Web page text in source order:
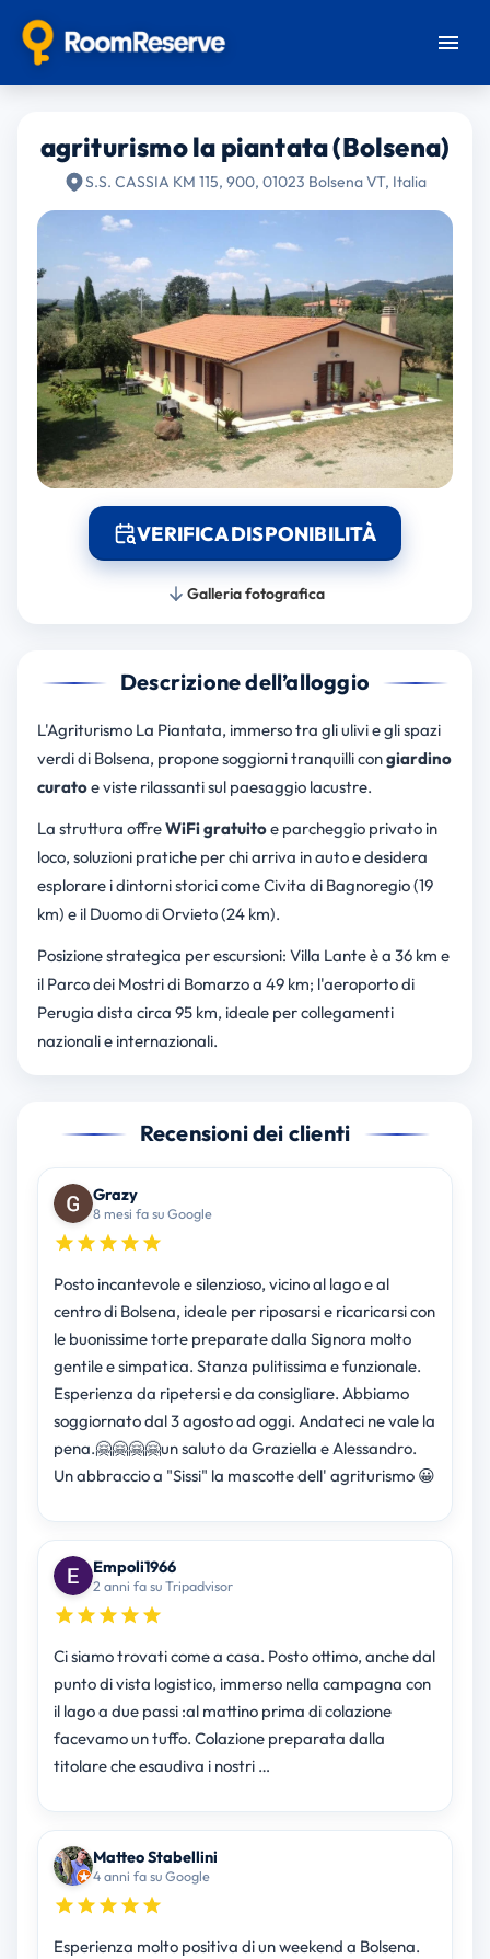
agriturismo la piantata (Bolsena)
S.S. CASSIA KM 115, 900, 01023 Bolsena VT, Italia
VERIFICA DISPONIBILITÀ
Galleria fotografica
Descrizione dell’alloggio
L'Agriturismo La Piantata, immerso tra gli ulivi e gli spazi
verdi di Bolsena, propone soggiorni tranquilli congiardino
curatoe viste rilassanti sul paesaggio lacustre.
La struttura offreWiFi gratuitoe parcheggio privato in
loco, soluzioni pratiche per chi arriva in auto e desidera
esplorare i dintorni storici come Civita di Bagnoregio (19
km) e il Duomo di Orvieto (24 km).
Posizione strategica per escursioni: Villa Lante è a 36 km e
il Parco dei Mostri di Bomarzo a 49 km; l'aeroporto di
Perugia dista circa 95 km, ideale per collegamenti
nazionali e internazionali.
Recensioni dei clienti
Grazy
8 mesi fa su Google
Posto incantevole e silenzioso, vicino al lago e al
centro di Bolsena, ideale per riposarsi e ricaricarsi con
le buonissime torte preparate dalla Signora molto
gentile e simpatica. Stanza pulitissima e funzionale.
Esperienza da ripetersi e da consigliare. Abbiamo
soggiornato dal 3 agosto ad oggi. Andateci ne vale la
pena.🤗🤗🤗🤗un saluto da Graziella e Alessandro.
Un abbraccio a "Sissi" la mascotte dell' agriturismo 😀
Empoli1966
2 anni fa su Tripadvisor
Ci siamo trovati come a casa. Posto ottimo, anche dal
punto di vista logistico, immerso nella campagna con
il lago a due passi :al mattino prima di colazione
facevamo un tuffo. Colazione preparata dalla
titolare che esaudiva i nostri …
Matteo Stabellini
4 anni fa su Google
Esperienza molto positiva di un weekend a Bolsena.